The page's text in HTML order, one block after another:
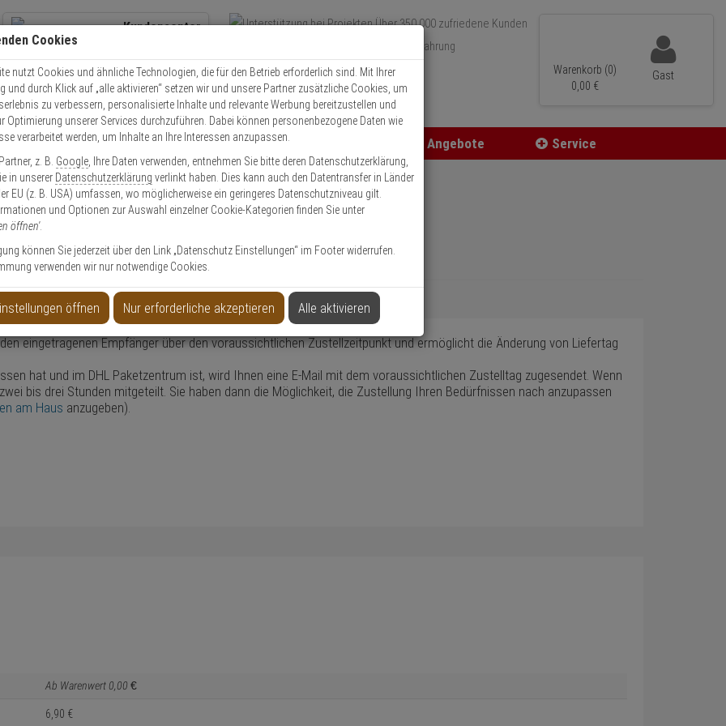
Kundencenter
Kontaktservice nutzen
Mo. - Do.: 8:00 - 16:30 Fr. 8:00 - 14:00 Uhr
Über 350.000 zufriedene Kunden
Über 15 Jahre Erfahrung
Schneller Versand
Warenkorb (0)
0, 00 €
Gast
Zutritt Einbruch Angebote Service
eingetragenen Empfänger über den voraussichtlichen Zustellzeitpunkt und ermöglicht die Änderung von Liefertag
hat und im DHL Paketzentrum ist, wird Ihnen eine E-Mail mit dem voraussichtlichen Zustelltag zugesendet. Wenn
bis drei Stunden mitgeteilt. Sie haben dann die Möglichkeit, die Zustellung Ihren Bedürfnissen nach anzupassen
am Haus anzugeben).
Ab Warenwert 0, 00 €
6, 90 €
Cookies
nutzt Cookies und ähnliche Technologien, die für den Betrieb erforderlich sind. Mit Ihrer
und durch Klick auf „alle aktivieren“ setzen wir und unsere Partner zusätzliche Cookies, um
zu verbessern, personalisierte Inhalte und relevante Werbung bereitzustellen und
Optimierung unserer Services durchzuführen. Dabei können personenbezogene Daten wie
verarbeitet werden, um Inhalte an Ihre Interessen anzupassen.
z. B. Google , Ihre Daten verwenden, entnehmen Sie bitte deren Datenschutzerklärung,
in unserer Datenschutzerklärung verlinkt haben. Dies kann auch den Datentransfer in Länder
EU (z. B. USA) umfassen, wo möglicherweise ein geringeres Datenschutzniveau gilt.
und Optionen zur Auswahl einzelner Cookie-Kategorien finden Sie unter
öffnen'.
können Sie jederzeit über den Link „Datenschutz Einstellungen“ im Footer widerrufen.
verwenden wir nur notwendige Cookies.
öffnen Nur erforderliche akzeptieren Alle aktivieren